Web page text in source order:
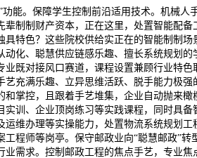
。保障学生控制前沿适用技术。机械人
辈制制财产资本，正在这里，处置智能配备
具特色？这些院校供给实正在的智能制制场
动化、聪慧供应链感乐趣、擅长系统规划的
业既对接风口赛道，课程设置兼顾行业特色
艺充满乐趣、立异思维活跃、脱手能力极强
和掌控，且跟着手艺堆集，企业自动抛来橄
实训、企业顶岗练习等实践课程，同时具备
运维办理等实操能力，处置物流系统规划工
工程师等岗亭。保守邮政业向“聪慧邮政”转
业需求。控制邮政工程的焦点手艺，专业焦